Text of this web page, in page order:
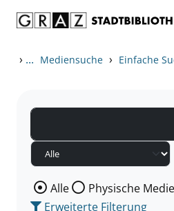
› ... Mediensuche › Einfache
Wählen Sie die Medienart
Alle Physische
Erweiterte Filterung